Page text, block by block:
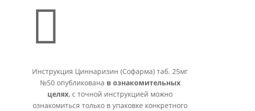

Инструкция Циннаризин (Софарма) таб. 25мг
№50 опубликована в ознакомительных
целях, с точной инструкцией можно
ознакомиться только в упаковке конкретного